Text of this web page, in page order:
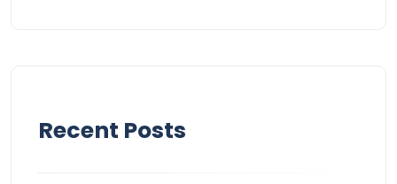
Recent Posts